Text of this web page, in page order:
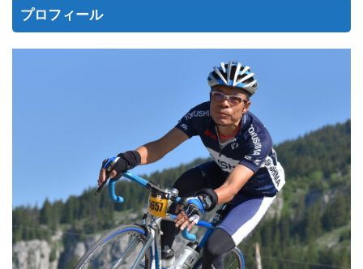
プロフィール